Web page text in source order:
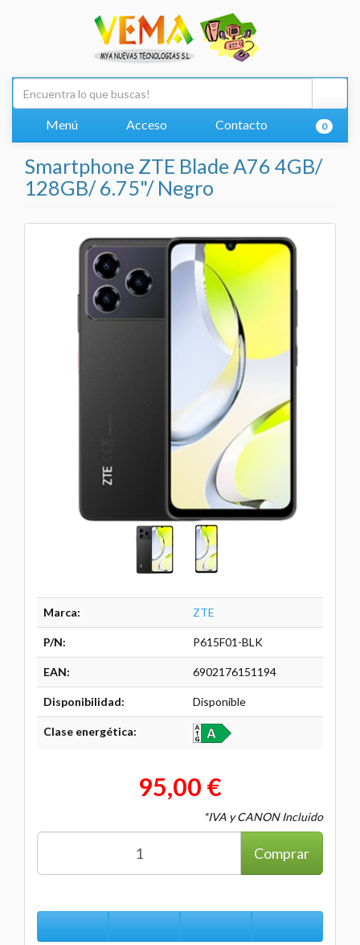
Menú Acceso Contacto 0
Smartphone ZTE Blade A76 4GB/
128GB/ 6.75"/ Negro
Marca: ZTE
P/N: P615F01-BLK
EAN: 6902176151194
Disponibilidad: Disponible
Clase energética:
95,00 €
*IVA y CANON Incluido
Comprar